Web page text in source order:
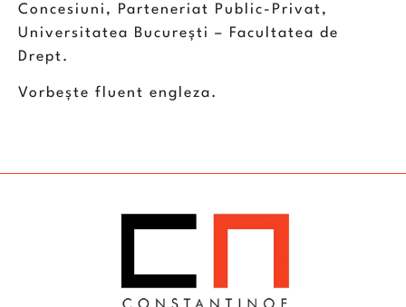
Concesiuni, Parteneriat Public-Privat,
Universitatea București – Facultatea de
Drept.
Vorbește fluent engleza.